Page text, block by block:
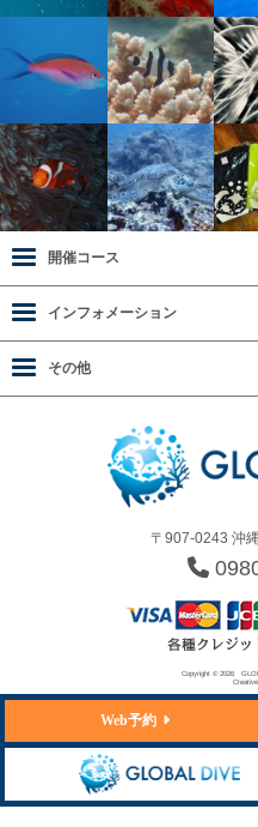
〒907-0243 沖
開催コース
インフォメーション
その他
Copyright © 2026
Web予約